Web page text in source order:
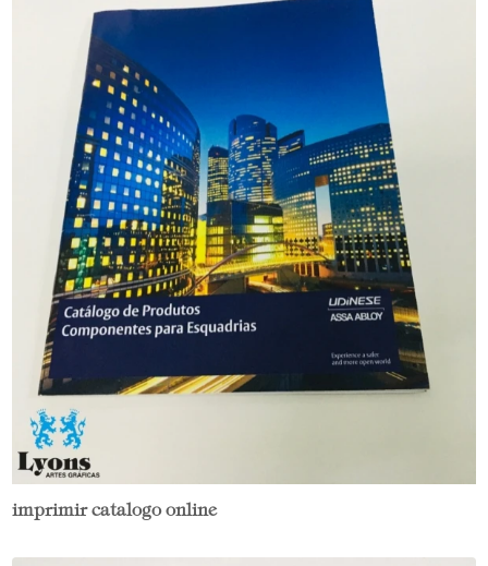
imprimir catalogo online